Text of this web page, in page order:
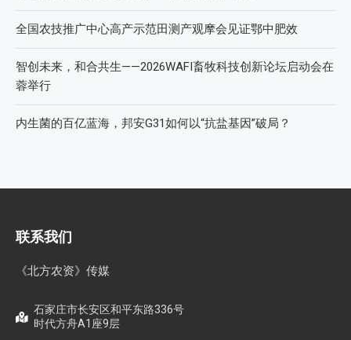
全国农技推广中心高产示范田测产观摩会见证鄂中肥效
智创未来，和合共生——2026WAFI畜牧科技创新论坛启动会在
蓉举行
内生菌的百亿蓝海，邦安G31如何以“抗盐基因”破局？
联系我们
《北方农资》传媒
石家庄市长安区和平东路336号
时代方舟A1座9层